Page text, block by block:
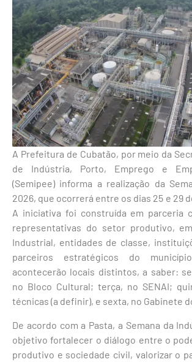
A Prefeitura de Cubatão, por meio da
de Indústria, Porto, Emprego e
(Semipee) informa a realização da
2026, que ocorrerá entre os dias 25 e 29
A iniciativa foi construída em parceria
representativas do setor produtivo,
Industrial, entidades de classe,
parceiros estratégicos do
acontecerão locais distintos, a saber:
no Bloco Cultural; terça, no SENAI;
técnicas (a definir), e sexta, no Gabinete
De acordo com a Pasta, a Semana da
objetivo fortalecer o diálogo entre o
produtivo e sociedade civil, valorizar o